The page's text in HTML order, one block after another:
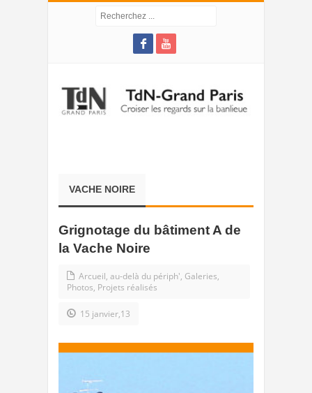
VACHE NOIRE
Grignotage du bâtiment A de
la Vache Noire
Arcueil, au-delà du périph', Galeries,
Photos, Projets réalisés
15 janvier,13